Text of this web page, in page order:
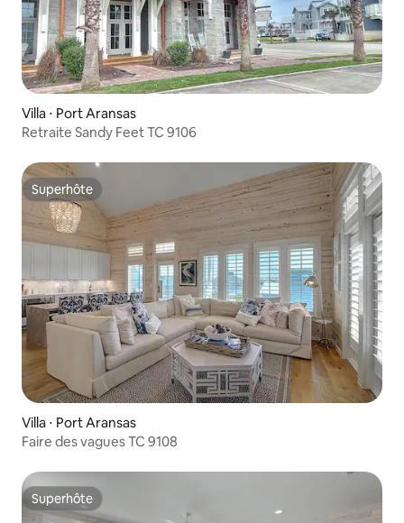
Villa ⋅ Port Aransas
Retraite Sandy Feet TC 9106
Superhôte
Superhôte
Villa ⋅ Port Aransas
Faire des vagues TC 9108
Superhôte
Superhôte